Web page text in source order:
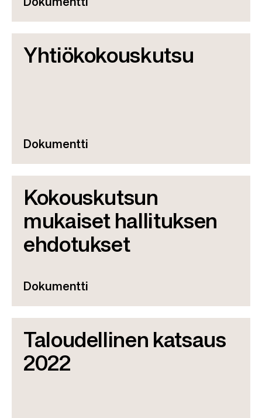
Dokumentti
Yhtiökokouskutsu
Dokumentti
Kokouskutsun
mukaiset hallituksen
ehdotukset
Dokumentti
Taloudellinen katsaus
2022